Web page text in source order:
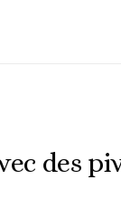
des